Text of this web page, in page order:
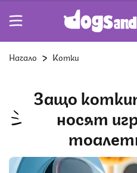
Начало Котки
Защо котките понякога
носят